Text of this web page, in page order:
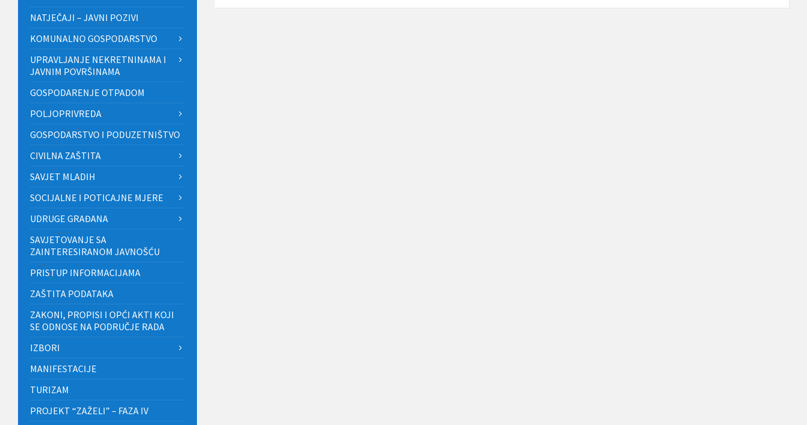
NATJEČAJI – JAVNI POZIVI
KOMUNALNO GOSPODARSTVO
UPRAVLJANJE NEKRETNINAMA I
JAVNIM POVRŠINAMA
GOSPODARENJE OTPADOM
POLJOPRIVREDA
GOSPODARSTVO I PODUZETNIŠTVO
CIVILNA ZAŠTITA
SAVJET MLADIH
SOCIJALNE I POTICAJNE MJERE
UDRUGE GRAĐANA
SAVJETOVANJE SA
ZAINTERESIRANOM JAVNOŠĆU
PRISTUP INFORMACIJAMA
ZAŠTITA PODATAKA
ZAKONI, PROPISI I OPĆI AKTI KOJI
SE ODNOSE NA PODRUČJE RADA
IZBORI
MANIFESTACIJE
TURIZAM
PROJEKT “ZAŽELI” – FAZA IV